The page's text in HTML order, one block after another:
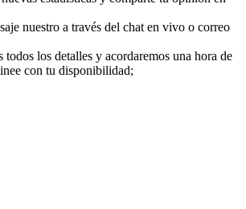
nuestro a través del chat en vivo o correo
todos los detalles y acordaremos una hora de
con tu disponibilidad;